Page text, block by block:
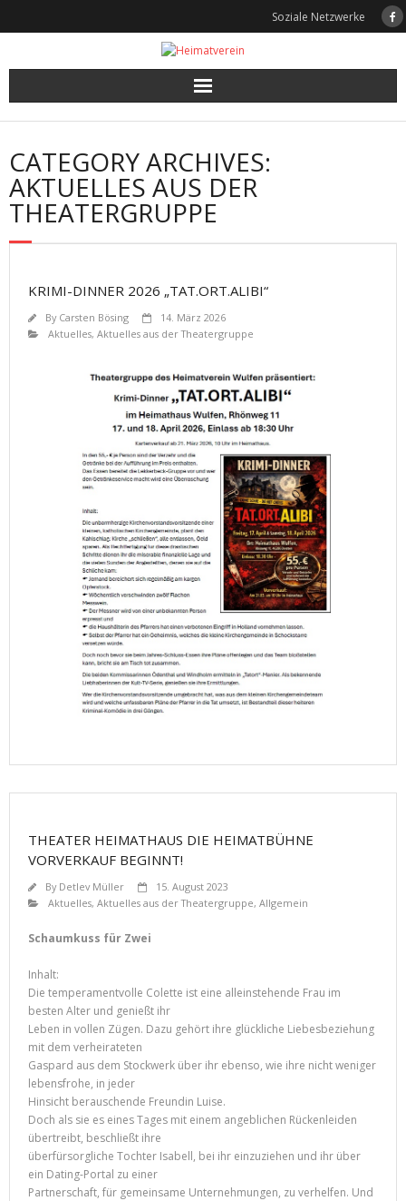
Soziale Netzwerke
CATEGORY ARCHIVES:
AKTUELLES AUS DER
THEATERGRUPPE
KRIMI-DINNER 2026 „TAT.ORT.ALIBI“
By Carsten Bösing
14. März 2026
Aktuelles, Aktuelles aus der Theatergruppe
THEATER HEIMATHAUS DIE HEIMATBÜHNE
VORVERKAUF BEGINNT!
By Detlev Müller
15. August 2023
Aktuelles, Aktuelles aus der Theatergruppe, Allgemein
Schaumkuss für Zwei
Inhalt:
Die temperamentvolle Colette ist eine alleinstehende Frau im
besten Alter und genießt ihr
Leben in vollen Zügen. Dazu gehört ihre glückliche Liebesbeziehung
mit dem verheirateten
Gaspard aus dem Stockwerk über ihr ebenso, wie ihre nicht weniger
lebensfrohe, in jeder
Hinsicht berauschende Freundin Luise.
Doch als sie es eines Tages mit einem angeblichen Rückenleiden
übertreibt, beschließt ihre
überfürsorgliche Tochter Isabell, bei ihr einzuziehen und ihr über
ein Dating-Portal zu einer
Partnerschaft, für gemeinsame Unternehmungen, zu verhelfen. Und